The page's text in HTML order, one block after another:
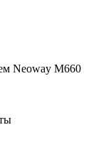
Neoway M660